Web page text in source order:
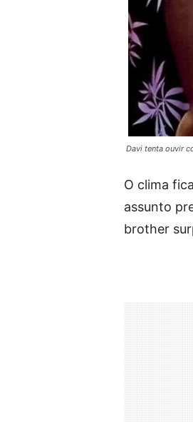
Davi tenta ouvir
O clima
assunto
brother